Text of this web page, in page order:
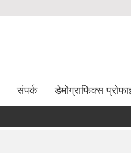
संपर्क डेमोग्राफिक्स